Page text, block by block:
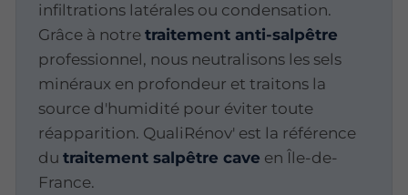
infiltrations latérales ou condensation.
Grâce à notre traitement anti-salpêtre
professionnel, nous neutralisons les sels
minéraux en profondeur et traitons la
source d'humidité pour éviter toute
réapparition. QualiRénov' est la référence
du traitement salpêtre cave en Île-de-
France.